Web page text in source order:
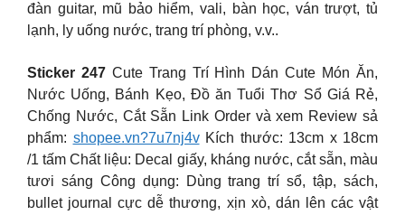
đàn guitar, mũ bảo hiểm, vali, bàn học, ván trượt, tủ
lạnh, ly uống nước, trang trí phòng, v.v..
Sticker 247 Cute Trang Trí Hình Dán Cute Món Ăn,
Nước Uống, Bánh Kẹo, Đồ ăn Tuổi Thơ Sổ Giá Rẻ,
Chống Nước, Cắt Sẵn Link Order và xem Review sả
phẩm: shopee.vn?7u7nj4vKích thước: 13cm x 18cm
/1 tấm Chất liệu: Decal giấy, kháng nước, cắt sẵn, màu
tươi sáng Công dụng: Dùng trang trí sổ, tập, sách,
bullet journal cực dễ thương, xịn xò, dán lên các vật